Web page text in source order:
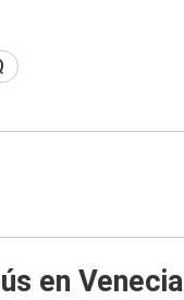
en Venecia